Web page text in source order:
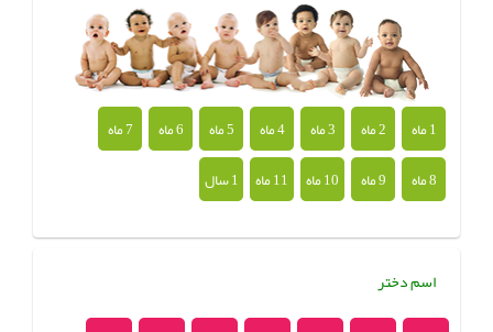
1 ماه 2 ماه 3 ماه 4 ماه 5 ماه 6 ماه
7 ماه
8 ماه
9 ماه 10 ماه 11 ماه 1 سال
اسم دختر